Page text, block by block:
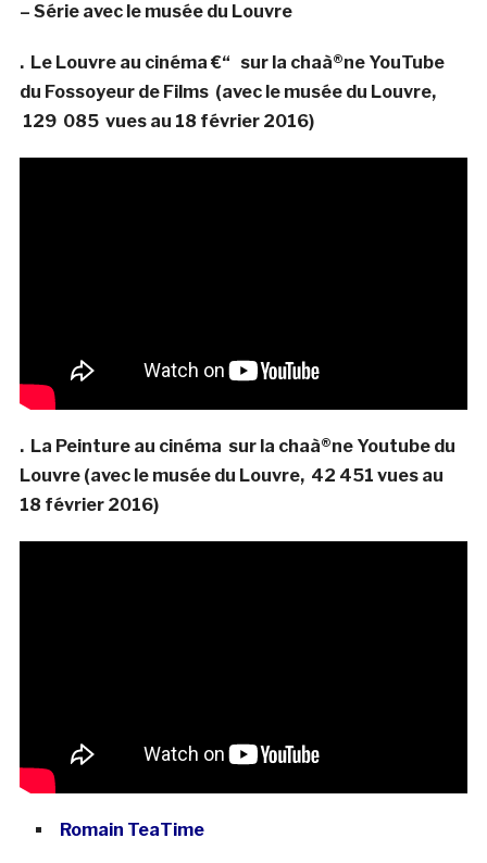
– Série avec le musée du Louvre
. Le Louvre au cinéma €“ sur la chaà®ne YouTube
du Fossoyeur de Films (avec le musée du Louvre,
129 085 vues au 18 février 2016)
. La Peinture au cinéma sur la chaà®ne Youtube du
Louvre (avec le musée du Louvre, 42 451 vues au
18 février 2016)
Romain TeaTime